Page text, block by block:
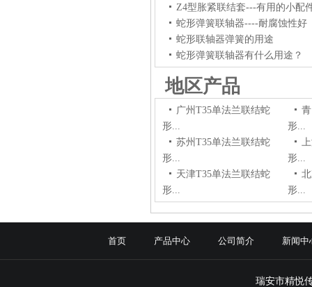
Z4型胀紧联结套---有用的小配
蛇形弹簧联轴器----耐腐蚀性好
蛇形联轴器弹簧的用途
蛇形弹簧联轴器有什么用途？
地区产品
广州T35单法兰联结蛇
形...
形...
苏州T35单法兰联结蛇
形...
形...
天津T35单法兰联结蛇
形...
形...
首页 产品中心 公司简介 新闻中
瑞安市精悦